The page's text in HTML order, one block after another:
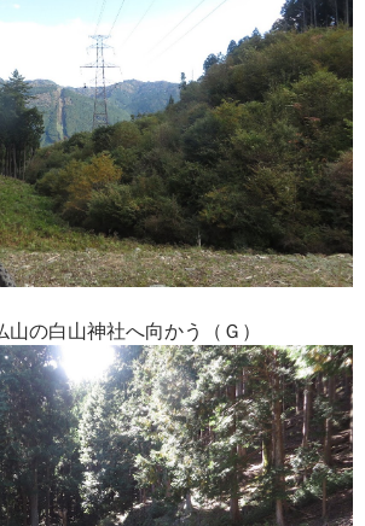
の白山神社へ向かう（Ｇ）